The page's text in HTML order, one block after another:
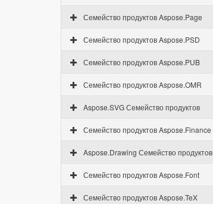
Семейство продуктов Aspose.Page
Семейство продуктов Aspose.PSD
Семейство продуктов Aspose.PUB
Семейство продуктов Aspose.OMR
Aspose.SVG Семейство продуктов
Семейство продуктов Aspose.Finance
Aspose.Drawing Семейство продуктов
Семейство продуктов Aspose.Font
Семейство продуктов Aspose.TeX